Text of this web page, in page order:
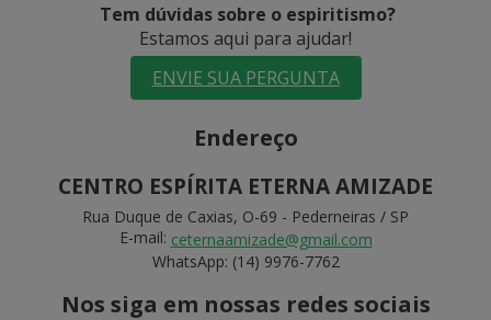
Tem dúvidas sobre o espiritismo?
Estamos aqui para ajudar!
ENVIE SUA PERGUNTA
Endereço
CENTRO ESPÍRITA ETERNA AMIZADE
Rua Duque de Caxias, O-69 - Pederneiras / SP
E-mail: ceternaamizade@gmail.com
WhatsApp: (14) 9976-7762
Nos siga em nossas redes sociais